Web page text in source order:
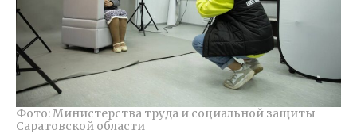
Фото: Министерства труда и социальной защиты
Саратовской области